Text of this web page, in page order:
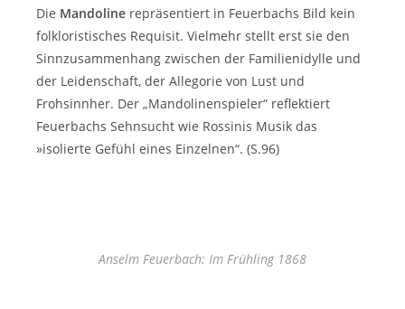
Die Mandoline repräsentiert in Feuerbachs Bild kein
folkloristisches Requisit. Vielmehr stellt erst sie den
Sinnzusammenhang zwischen der Familienidylle und
der Leidenschaft, der Allegorie von Lust und
Frohsinnher. Der „Mandolinenspieler“ reflektiert
Feuerbachs Sehnsucht wie Rossinis Musik das
»isolierte Gefühl eines Einzelnen“. (S.96)
Anselm Feuerbach: Im Frühling 1868